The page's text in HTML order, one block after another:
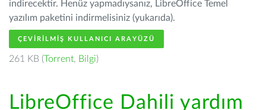
indirecektir. Henüz yapmadıysanız, LibreOffice Temel
yazılım paketini indirmelisiniz (yukarıda).
ÇEVIRILMIŞ KULLANICI ARAYÜZÜ
261 KB (Torrent, Bilgi)
LibreOffice Dahili yardım